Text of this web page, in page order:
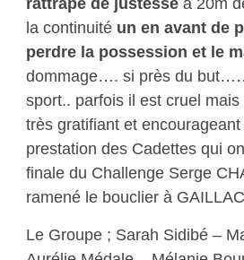
la continuitéun en avant de
perdre la possession et le
dommage…. si près du
sport.. parfois il est cruel
très gratifiant et
prestation des Cadettes qui
finale du Challenge Serge
ramené le bouclier à
Le Groupe ; Sarah Sidibé –